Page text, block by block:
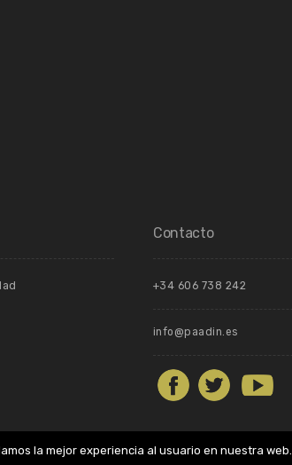
Contacto
+34 606 738 242
info@paadin.es
la mejor experiencia al usuario en nuestra web.